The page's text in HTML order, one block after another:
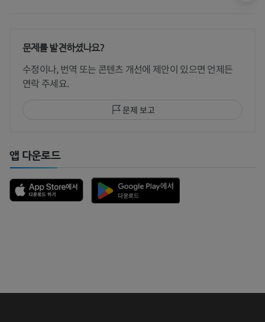
문제를 발견하셨나요?
수정이나, 번역 또는 콘텐츠 개선에 제안이 있으면 언제든
연락 주세요.
문제 보고
앱 다운로드